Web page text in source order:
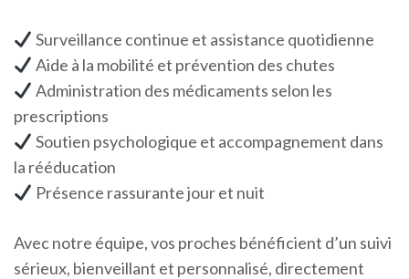
Surveillance continue et assistance quotidienne
Aide à la mobilité et prévention des chutes
Administration des médicaments selon les
prescriptions
Soutien psychologique et accompagnement dans
la rééducation
Présence rassurante jour et nuit
Avec notre équipe, vos proches bénéficient d’un suivi
sérieux, bienveillant et personnalisé, directement